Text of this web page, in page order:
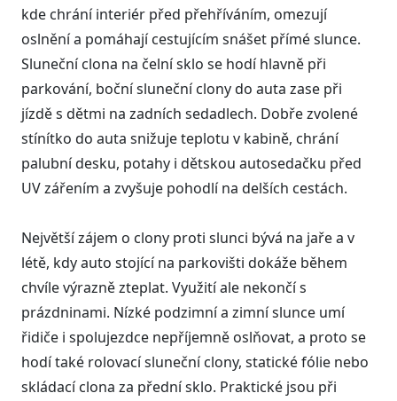
kde chrání interiér před přehříváním, omezují
oslnění a pomáhají cestujícím snášet přímé slunce.
Sluneční clona na čelní sklo se hodí hlavně při
parkování, boční sluneční clony do auta zase při
jízdě s dětmi na zadních sedadlech. Dobře zvolené
stínítko do auta snižuje teplotu v kabině, chrání
palubní desku, potahy i dětskou autosedačku před
UV zářením a zvyšuje pohodlí na delších cestách.
Největší zájem o clony proti slunci bývá na jaře a v
létě, kdy auto stojící na parkovišti dokáže během
chvíle výrazně zteplat. Využití ale nekončí s
prázdninami. Nízké podzimní a zimní slunce umí
řidiče i spolujezdce nepříjemně oslňovat, a proto se
hodí také rolovací sluneční clony, statické fólie nebo
skládací clona za přední sklo. Praktické jsou při